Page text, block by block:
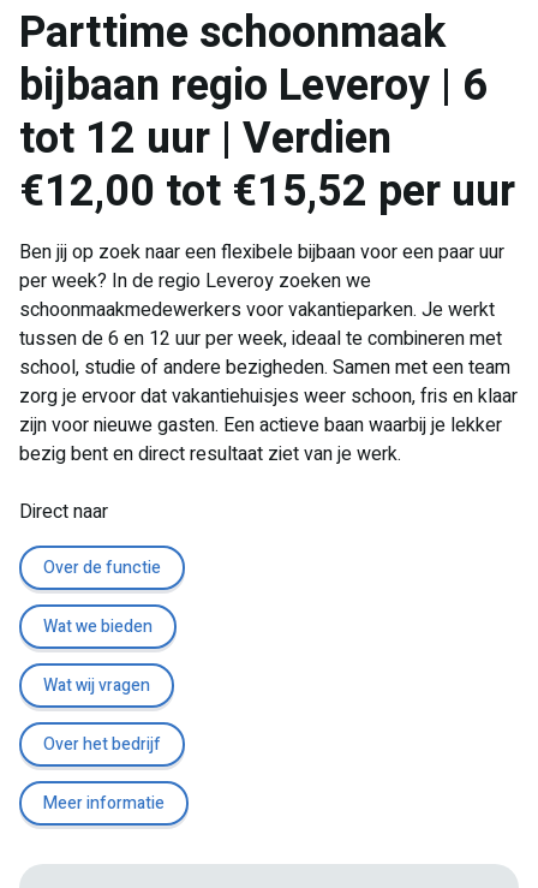
Parttime schoonmaak
bijbaan regio Leveroy | 6
tot 12 uur | Verdien
€12,00 tot €15,52 per uur
Ben jij op zoek naar een flexibele bijbaan voor een paar uur
per week? In de regio Leveroy zoeken we
schoonmaakmedewerkers voor vakantieparken. Je werkt
tussen de 6 en 12 uur per week, ideaal te combineren met
school, studie of andere bezigheden. Samen met een team
zorg je ervoor dat vakantiehuisjes weer schoon, fris en klaar
zijn voor nieuwe gasten. Een actieve baan waarbij je lekker
bezig bent en direct resultaat ziet van je werk.
Direct naar
Over de functie
Wat we bieden
Wat wij vragen
Over het bedrijf
Meer informatie